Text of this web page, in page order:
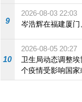
9
2026-08-03 22:03
岑浩辉在福建厦
10
2026-08-05 20:27
卫生局动态调整
个疫情受影响国
施